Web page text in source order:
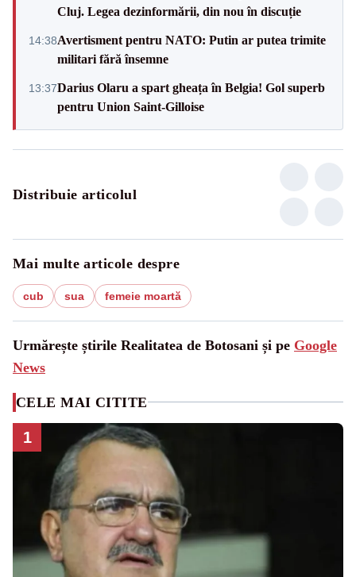
Cluj. Legea dezinformării, din nou în discuție
14:38Avertisment pentru NATO: Putin ar putea trimite
militari fără însemne
13:37Darius Olaru a spart gheața în Belgia! Gol superb
pentru Union Saint-Gilloise
Distribuie articolul
Mai multe articole despre
cub sua femeie moartă
Urmărește știrile Realitatea de Botosani și pe Google
News
CELE MAI CITITE
1